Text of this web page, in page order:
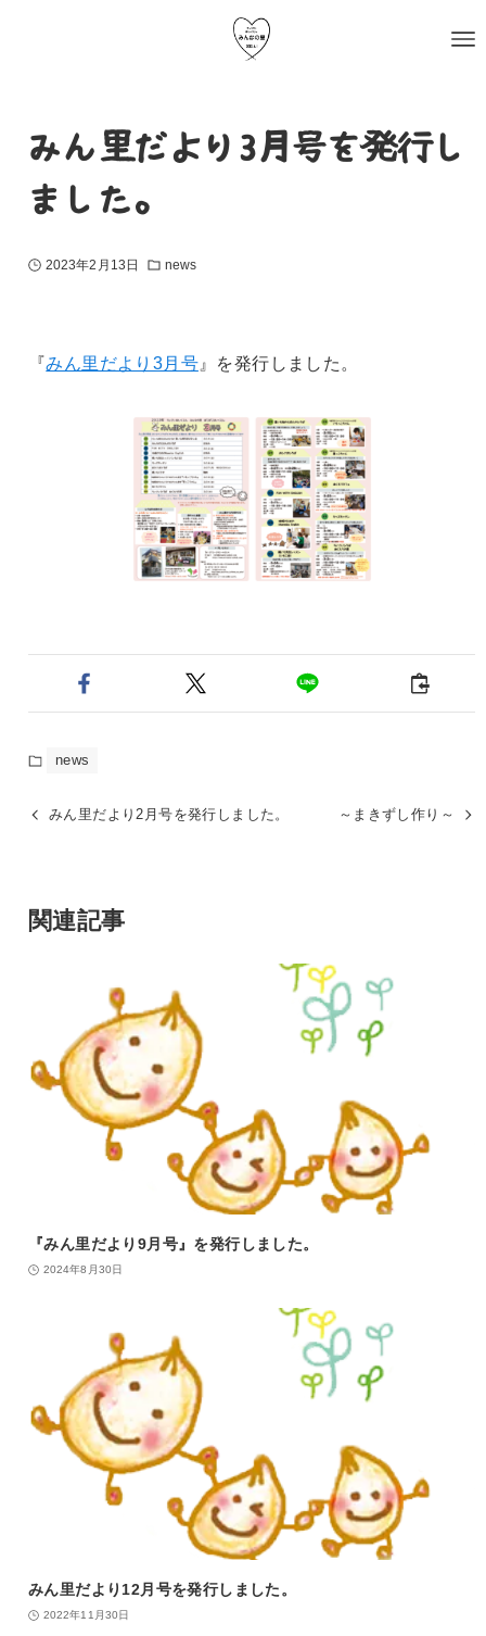
みん里だより3月号を発行し
ました。
2023年2月13日 news
『みん里だより3月号』を発行しました。
news
みん里だより2月号を発行しました。 ～まきずし作り～
関連記事
『みん里だより9月号』を発行しました。
2024年8月30日
みん里だより12月号を発行しました。
2022年11月30日